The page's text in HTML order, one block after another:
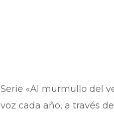
Serie «Al murmullo del
voz cada año, a través